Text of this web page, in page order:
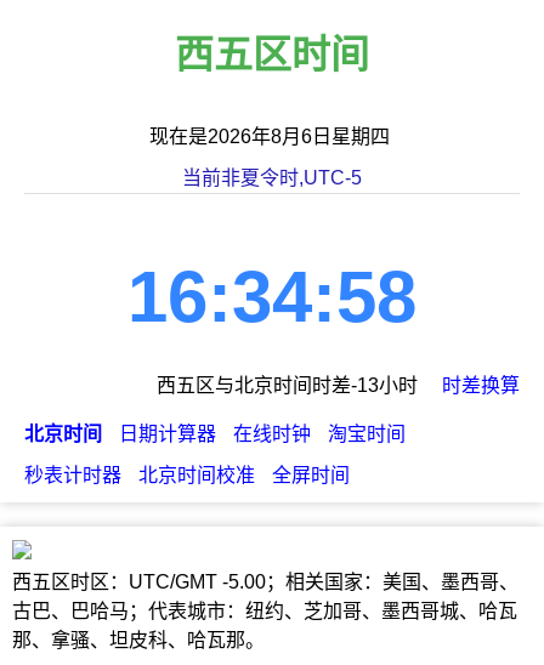
西五区时间
现在是2026年8月6日星期四
当前非夏令时,UTC-5
16:34:58
西五区与北京时间时差-13小时 时差换算
北京时间 日期计算器 在线时钟
淘宝时间
秒表计时器
北京时间校准 全屏时间
西五区时区：UTC/GMT -5.00；相关国家：美国、墨西哥、
古巴、巴哈马；代表城市：纽约、芝加哥、墨西哥城、哈瓦
那、拿骚、坦皮科、哈瓦那。